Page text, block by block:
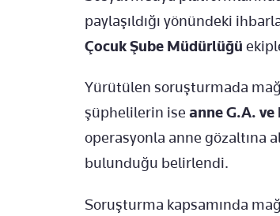
paylaşıldığı yönündeki
Çocuk Şube Müdürlüğü
Yürütülen soruşturmada
şüphelilerin ise anne G.A. ve
operasyonla anne gözaltına
bulunduğu belirlendi.
Soruşturma kapsamında